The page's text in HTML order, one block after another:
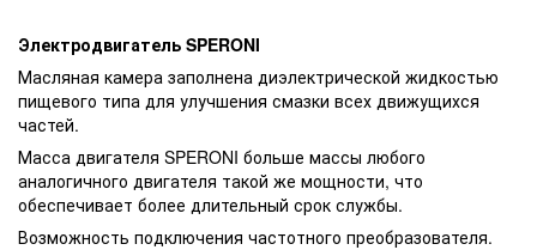
Электродвигатель SPERONI
Масляная камера заполнена диэлектрической жидкостью
пищевого типа для улучшения смазки всех движущихся
частей.
Масса двигателя SPERONI больше массы любого
аналогичного двигателя такой же мощности, что
обеспечивает более длительный срок службы.
Возможность подключения частотного преобразователя.